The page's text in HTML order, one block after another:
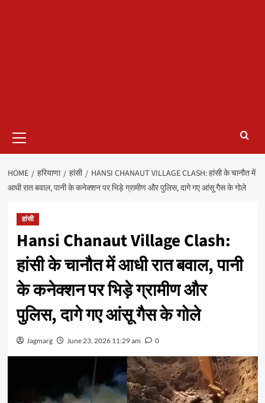
Menu
HOME हरियाणा हांसी
HANSI CHANAUT VILLAGE CLASH: हांसी के चानौत में
आधी रात बवाल, पानी के कनेक्शन पर भिड़े ग्रामीण और पुलिस, दागे गए आंसू गैस के गोले
हांसी
Hansi Chanaut Village Clash:
हांसी के चानौत में आधी रात बवाल, पानी
के कनेक्शन पर भिड़े ग्रामीण और
पुलिस, दागे गए आंसू गैस के गोले
Jagmarg June 23, 2026 11:29 am 0